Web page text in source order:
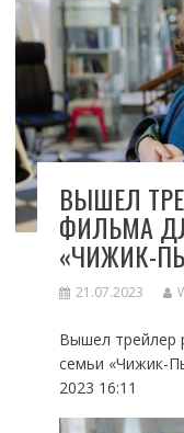
ВЫШЕЛ
ФИЛЬМА
«ЧИЖИК-
21.07.2023
Вышел трейлер
семьи «Чижик-
2023 16:11